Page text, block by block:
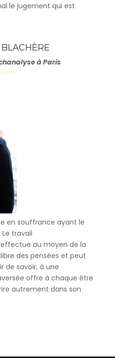
le jugement qui est
à Paris
en souffrance ayant le
travail
au moyen de la
des pensées et peut
de savoir, à une
offre à chaque être
autrement dans son